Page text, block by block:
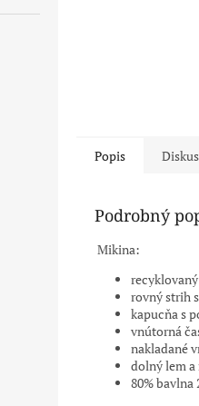
Popis
Podrobný
Mikina:
rovný strih
kapucňa s
vnútorná
nakladané
dolný lem a
80% bavlna